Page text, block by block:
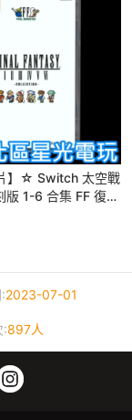
】☆ Switch 太空戰
版 1-6 合集 FF 復刻
2023-07-01
:897人